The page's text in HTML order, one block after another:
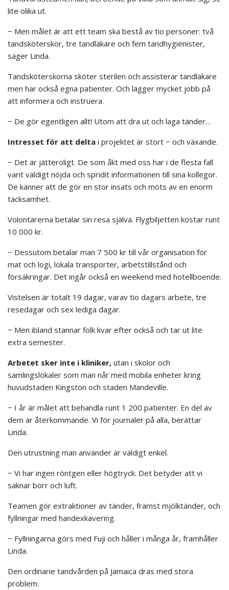
lite olika ut.
− Men målet är att ett team ska bestå av tio personer: två
tandsköterskor, tre tandläkare och fem tandhygienister,
säger Linda.
Tandsköterskorna sköter sterilen och assisterar tandläkare
men har också egna patienter. Och lägger mycket jobb på
att informera och instruera.
− De gör egentligen allt! Utom att dra ut och laga tänder…
Intresset för att delta i projektet är stort − och växande.
− Det är jätteroligt. De som åkt med oss har i de flesta fall
varit väldigt nöjda och spridit informationen till sina kollegor.
De känner att de gör en stor insats och möts av en enorm
tacksamhet.
Volontärerna betalar sin resa själva. Flygbiljetten kostar runt
10 000 kr.
− Dessutom betalar man 7 500 kr till vår organisation för
mat och logi, lokala transporter, arbetstillstånd och
försäkringar. Det ingår också en weekend med hotellboende.
Vistelsen är totalt 19 dagar, varav tio dagars arbete, tre
resedagar och sex lediga dagar.
− Men ibland stannar folk kvar efter också och tar ut lite
extra semester.
Arbetet sker inte i kliniker, utan i skolor och
samlingslokaler som man når med mobila enheter kring
huvudstaden Kingston och staden Mandeville.
− I år är målet att behandla runt 1 200 patienter. En del av
dem är återkommande. Vi för journaler på alla, berättar
Linda.
Den utrustning man använder är väldigt enkel.
− Vi har ingen röntgen eller högtryck. Det betyder att vi
saknar borr och luft.
Teamen gör extraktioner av tänder, främst mjölktänder, och
fyllningar med handexkavering.
− Fyllningarna görs med Fuji och håller i många år, framhåller
Linda.
Den ordinarie tandvården på Jamaica dras med stora
problem.